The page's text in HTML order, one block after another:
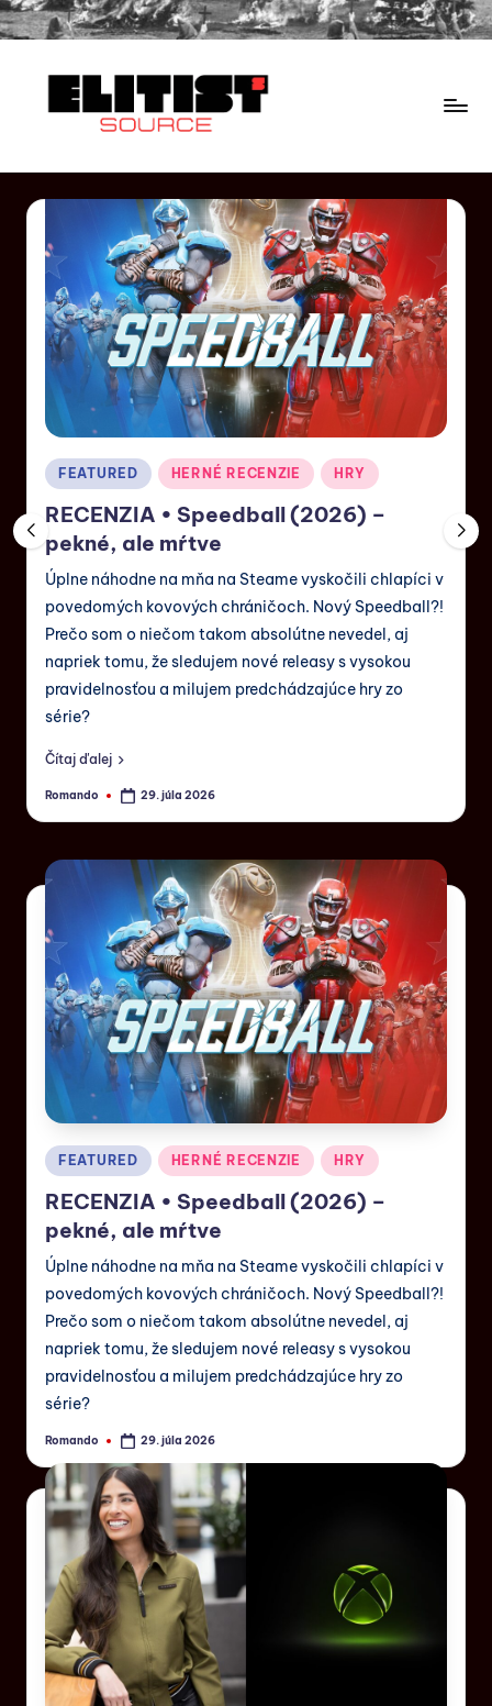
FEATURED HERNÉ RECENZIE HRY
RECENZIA • Speedball (2026) –
pekné, ale mŕtve
Úplne náhodne na mňa na Steame vyskočili chlapíci v
povedomých kovových chráničoch. Nový Speedball?!
Prečo som o niečom takom absolútne nevedel, aj
napriek tomu, že sledujem nové releasy s vysokou
pravidelnosťou a milujem predchádzajúce hry zo
série?
Čítaj ďalej
Romando 29. júla 2026
FEATURED HERNÉ RECENZIE HRY
RECENZIA • Speedball (2026) –
pekné, ale mŕtve
Úplne náhodne na mňa na Steame vyskočili chlapíci v
povedomých kovových chráničoch. Nový Speedball?!
Prečo som o niečom takom absolútne nevedel, aj
napriek tomu, že sledujem nové releasy s vysokou
pravidelnosťou a milujem predchádzajúce hry zo
série?
Romando 29. júla 2026